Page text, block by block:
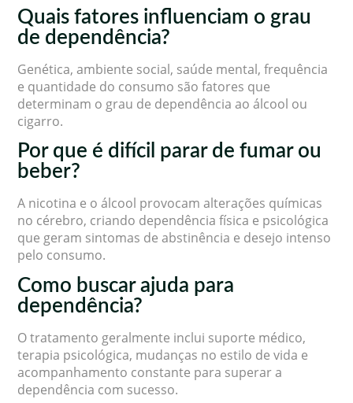
Quais fatores influenciam o grau
de dependência?
Genética, ambiente social, saúde mental, frequência
e quantidade do consumo são fatores que
determinam o grau de dependência ao álcool ou
cigarro.
Por que é difícil parar de fumar ou
beber?
A nicotina e o álcool provocam alterações químicas
no cérebro, criando dependência física e psicológica
que geram sintomas de abstinência e desejo intenso
pelo consumo.
Como buscar ajuda para
dependência?
O tratamento geralmente inclui suporte médico,
terapia psicológica, mudanças no estilo de vida e
acompanhamento constante para superar a
dependência com sucesso.